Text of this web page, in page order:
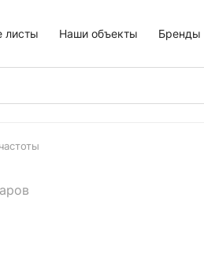
листы Наши объекты Бренды